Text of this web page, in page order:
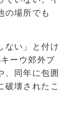
の場所でも
ない」と付け
ーウ郊外ブ
、同年に包囲
破壊されたこ